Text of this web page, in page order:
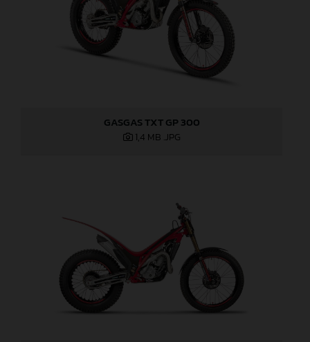
GASGAS TXT GP 300
1,4 MB .JPG